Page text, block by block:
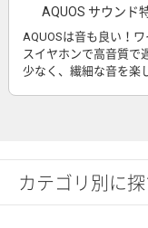
AQUOS サウンド
AQUOSは音も良い！ワ
スイヤホンで高音質で
少なく、繊細な音を楽
カテゴリ別に